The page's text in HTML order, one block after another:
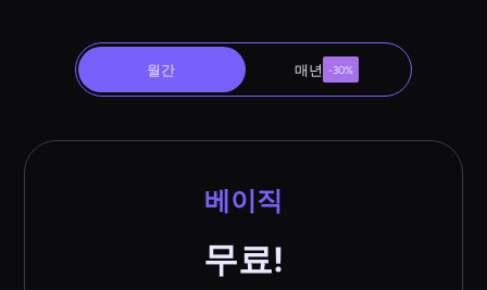
월간 매년 -30%
베이직
무료!